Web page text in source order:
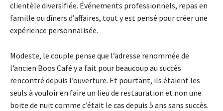
clientèle diversifiée. Événements professionnels, repas en
famille ou dîners d’affaires, tout y est pensé pour créer une
expérience personnalisée.
Modeste, le couple pense que l’adresse renommée de
l’ancien Boos Café y a fait pour beaucoup au succès
rencontré depuis l’ouverture. Et pourtant, ils étaient les
seuls à vouloir en faire un lieu de restauration et non une
boite de nuit comme c’était le cas depuis 5 ans sans succès.